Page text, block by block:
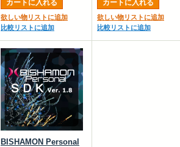
カートに入れる
欲しい物リストに追加
比較リストに追加
カートに入れる
欲しい物リストに追加
比較リストに追加
BISHAMON Personal